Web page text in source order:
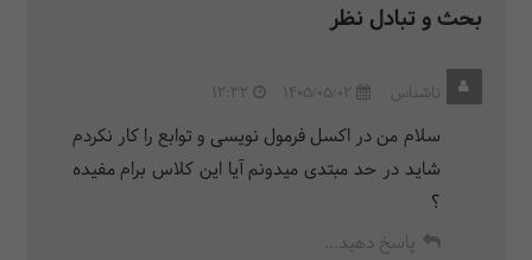
بحث و تبادل نظر
ناشناس 1405/05/02
12:32
سلام من در اکسل فرمول نویسی و توابع را کار نکردم
شاید در حد مبتدی میدونم آیا این کلاس برام مفیده
؟
پاسخ دهید...